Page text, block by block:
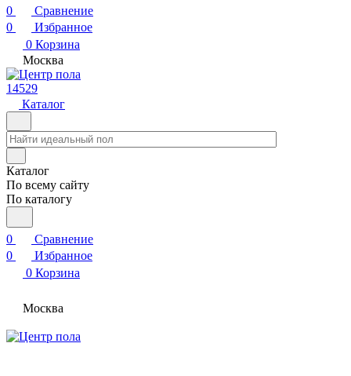
0
Сравнение
0
Избранное
0 Корзина
Москва
14529
Каталог
Каталог
По всему сайту
По каталогу
0
Сравнение
0
Избранное
0 Корзина
Москва